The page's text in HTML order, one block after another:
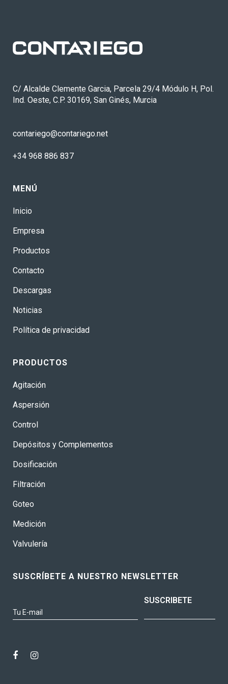
C/ Alcalde Clemente Garcia, Parcela 29/4 Módulo H, Pol.
Ind. Oeste, C.P. 30169, San Ginés, Murcia
contariego@contariego.net
+34 968 886 837
MENÚ
Inicio
Empresa
Productos
Contacto
Descargas
Noticias
Política de privacidad
PRODUCTOS
Agitación
Aspersión
Control
Depósitos y Complementos
Dosificación
Filtración
Goteo
Medición
Valvulería
SUSCRÍBETE A NUESTRO NEWSLETTER